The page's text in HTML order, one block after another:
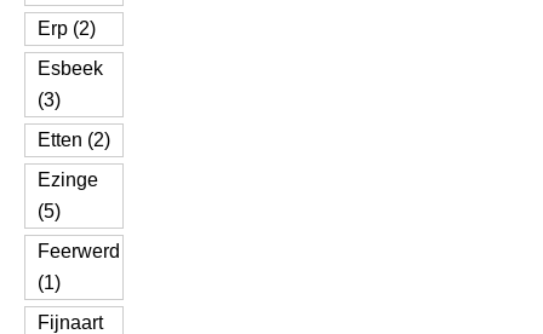
Erp (2)
Esbeek
(3)
Etten (2)
Ezinge
(5)
Feerwerd
(1)
Fijnaart